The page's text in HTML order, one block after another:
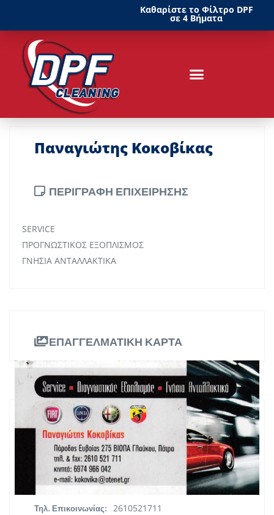
Καθαρίστε το Φίλτρο DPF
σε 4 Βήματα
Παναγιώτης Κοκοβίκας
ΠΕΡΙΓΡΑΦΗ ΕΠΙΧΕΙΡΗΣΗΣ
SERVICE
ΠΡΟΓΝΩΣΤΙΚΟΣ ΕΞΟΠΛΙΣΜΟΣ
ΓΝΗΣΙΑ ΑΝΤΑΛΛΑΚΤΙΚΑ
ΕΠΑΓΓΕΛΜΑΤΙΚΗ ΚΑΡΤΑ
ΠΛΗΡΟΦΟΡΙΕΣ
Διεύθυνση: Πάροδος Ευβοίας 275, ΒΙΟΠΑ
Γλαύκου, Πάτρα
Περιφέρεια: Πελοπόννησος
Τηλ. Επικοινωνίας: 2610521711